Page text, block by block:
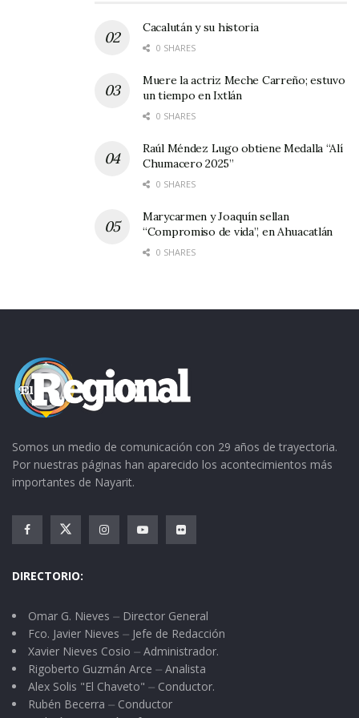
expresión que lo está haciendo Roberto.
López en su Informe de Actividades de 100 Días
Cacalután y su historia
0 SHARES
Muere la actriz Meche Carreño; estuvo
un tiempo en Ixtlán
0 SHARES
Raúl Méndez Lugo obtiene Medalla “Alí
Chumacero 2025”
0 SHARES
Marycarmen y Joaquín sellan
“Compromiso de vida”, en Ahuacatlán
0 SHARES
Somos un medio de comunicación con 29 años de trayectoria.
Por nuestras páginas han aparecido los acontecimientos más
importantes de Nayarit.
DIRECTORIO:
Omar G. Nieves ⏤ Director General
Fco. Javier Nieves ⏤ Jefe de Redacción
Xavier Nieves Cosio ⏤ Administrador.
Rigoberto Guzmán Arce ⏤ Analista
Alex Solis "El Chaveto" ⏤ Conductor.
Rubén Becerra ⏤ Conductor